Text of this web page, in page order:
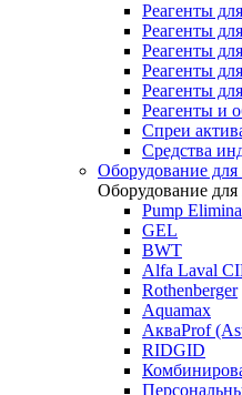
Реагенты
Реагенты
Реагенты
Реагенты
Реагенты
Реагенты и
Спреи
Средства
Оборудование
Оборудование
Pump
GEL
BWT
Alfa Laval
Rothenberger
Aquamax
АкваProf
RIDGID